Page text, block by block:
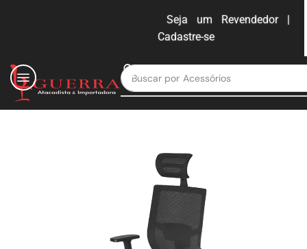
Seja um Revendedor |
Cadastre-se
Buscar por Moveis para escritório